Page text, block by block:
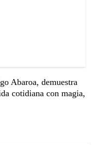
Abaroa, demuestra
cotidiana con magia,